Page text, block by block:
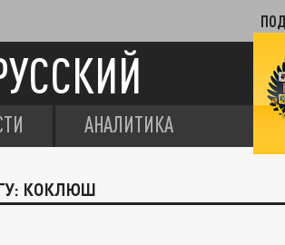
АНАЛИТИКА
КОКЛЮШ